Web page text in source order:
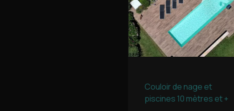
Couloir de nage et
piscines 10 mètres et +